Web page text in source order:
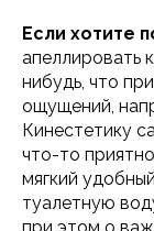
Если хотите
апеллировать
нибудь, что
ощущений,
Кинестетику
что-то
мягкий
туалетную